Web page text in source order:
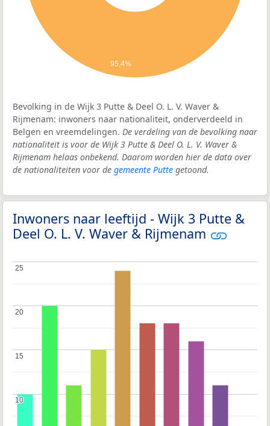
95,4%
Bevolking in de Wijk 3 Putte & Deel O. L. V. Waver &
Rijmenam: inwoners naar nationaliteit, onderverdeeld in
Belgen en vreemdelingen. De verdeling van de bevolking naar
nationaliteit is voor de Wijk 3 Putte & Deel O. L. V. Waver &
Rijmenam helaas onbekend. Daarom worden hier de data over
de nationaliteiten voor de gemeente Putte getoond.
Inwoners naar leeftijd - Wijk 3 Putte &
Deel O. L. V. Waver & Rijmenam
10
10
15
15
20
20
25
25